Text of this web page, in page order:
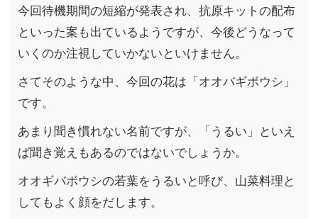
今回待機期間の短縮が発表され、抗原キットの配布
といった案も出ているようですが、今後どうなって
いくのか注視していかないといけません。
さてそのような中、今回の花は「オオバギボウシ」
です。
あまり聞き慣れない名前ですが、「うるい」といえ
ば聞き覚えもあるのではないでしょうか。
オオギバボウシの若葉をうるいと呼び、山菜料理と
してもよく顔をだします。